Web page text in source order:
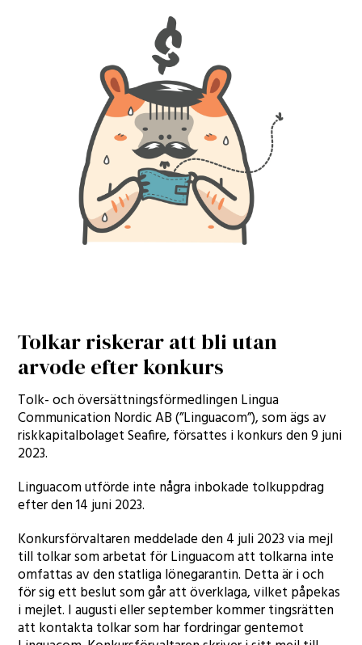
Tolkar riskerar att bli utan
arvode efter konkurs
Tolk- och översättningsförmedlingen Lingua
Communication Nordic AB (”Linguacom”), som ägs av
riskkapitalbolaget Seafire, försattes i konkurs den 9 juni
2023.
Linguacom utförde inte några inbokade tolkuppdrag
efter den 14 juni 2023.
Konkursförvaltaren meddelade den 4 juli 2023 via mejl
till tolkar som arbetat för Linguacom att tolkarna inte
omfattas av den statliga lönegarantin. Detta är i och
för sig ett beslut som går att överklaga, vilket påpekas
i mejlet. I augusti eller september kommer tingsrätten
att kontakta tolkar som har fordringar gentemot